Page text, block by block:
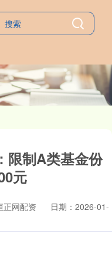
限制A类基金份
元
正网配资
日期：2026-01-